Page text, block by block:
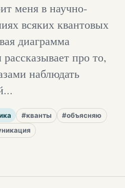
меня в научно-
всяких квантовых
диаграмма
про то,
наблюдать
#кванты
#объясняю